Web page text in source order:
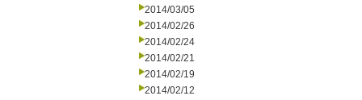
2014/03/05
2014/02/26
2014/02/24
2014/02/21
2014/02/19
2014/02/12